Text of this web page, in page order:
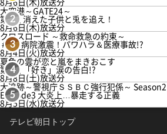
2
大空港～GATE24～
第3話 消えた子供と兎を追え！
8月6日(木)放送分
3
クロスロード ～救命救急の約束～
＃5 病院激震！パワハラ＆医療事故!?
8月4日(火)放送分
4
夏色の雲が恋と嵐をまきおこす
第5話 「好き」涙の告白!?
8月8日(土)放送分
5
大追跡～警視庁ＳＳＢＣ強行犯係～ Season2
Episode3 大炎上…暴走する正義
8月5日(水)放送分
テレビ朝日トップ